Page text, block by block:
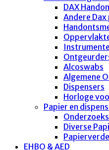
DAX
Andere
Alcoswabs
Algemene
Dispensers
Horloge
Papier en
Diverse
EHBO & AED